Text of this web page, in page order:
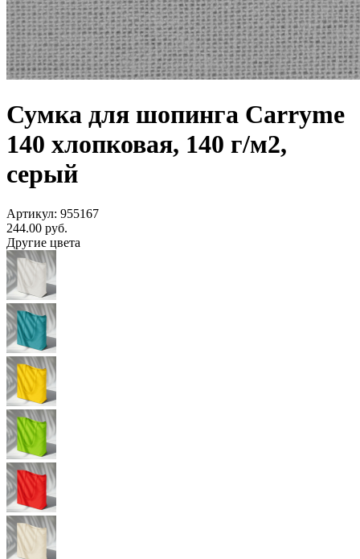
Сумка для шопинга Carryme
140 хлопковая, 140 г/м2,
серый
Артикул: 955167
244.00 руб.
Другие цвета